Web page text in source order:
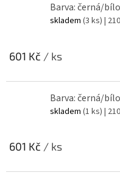
Barva: černá/
skladem (3 ks) |
601 Kč / ks
Barva: černá/
skladem (1 ks) |
601 Kč / ks